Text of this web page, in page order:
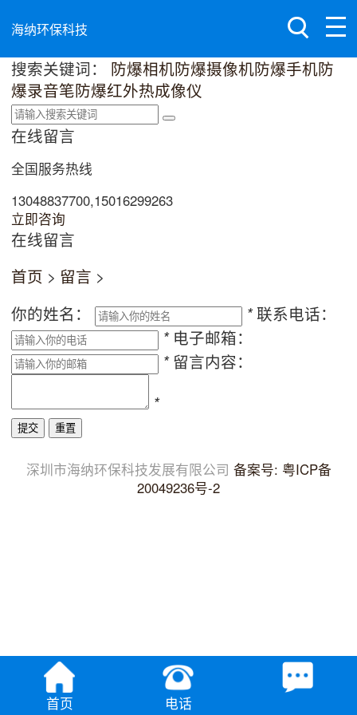
海纳环保科技
搜索关键词： 防爆相机防爆摄像机防爆手机防
爆录音笔防爆红外热成像仪
在线留言
全国服务热线
13048837700,15016299263
立即咨询
在线留言
首页 > 留言 >
你的姓名：
* 联系电话：
* 电子邮箱：
* 留言内容：
*
深圳市海纳环保科技发展有限公司 备案号: 粤ICP备
20049236号-2
首页 电话